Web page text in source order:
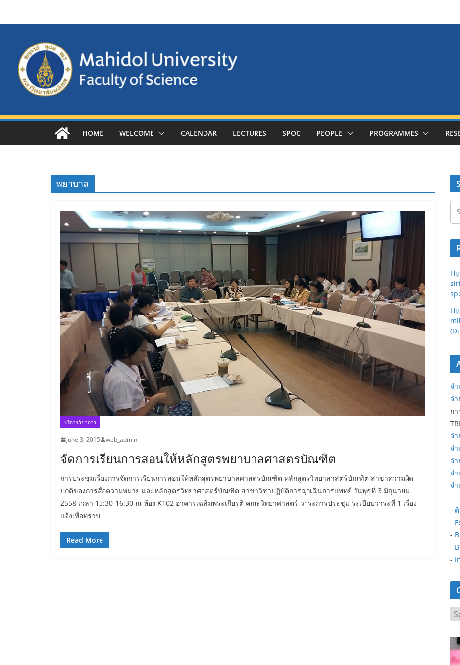
HOME WELCOME CALENDAR LECTURES SPOC PEOPLE PROGRAMMES
พยาบาล
บริการวิชาการ
June 3, 2015 web_admin
จัดการเรียนการสอนให้หลักสูตรพยาบาลศาสตรบัณฑิต
การประชุมเรื่องการจัดการเรียนการสอนให้หลักสูตรพยาบาลศาสตรบัณฑิต หลักสูตรวิทยาสาสตร์บัณฑิต สาขาความผิด
ปกติของการสื่อความหมาย และหลักสูตรวิทยาศาสตร์บัณฑิต สาขาวิชาปฏิบัติการฉุกเฉินการแพทย์ วันพุธที่ 3 มิถุนายน
2558 เวลา 13:30-16:30 ณ ห้อง K102 อาคารเฉลิมพระเกียรติ คณะวิทยาศาสตร์ วาระการประชุม ระเบียบวาระที่ 1 เรื่อง
แจ้งเพื่อทราบ
Read More
จ
จ
ก
จ
จ
จ
จ
จ
-
-
-
-
-
a
t
e
g